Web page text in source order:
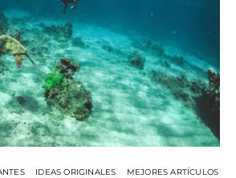
IDEAS ORIGINALES MEJORES ARTÍCULOS